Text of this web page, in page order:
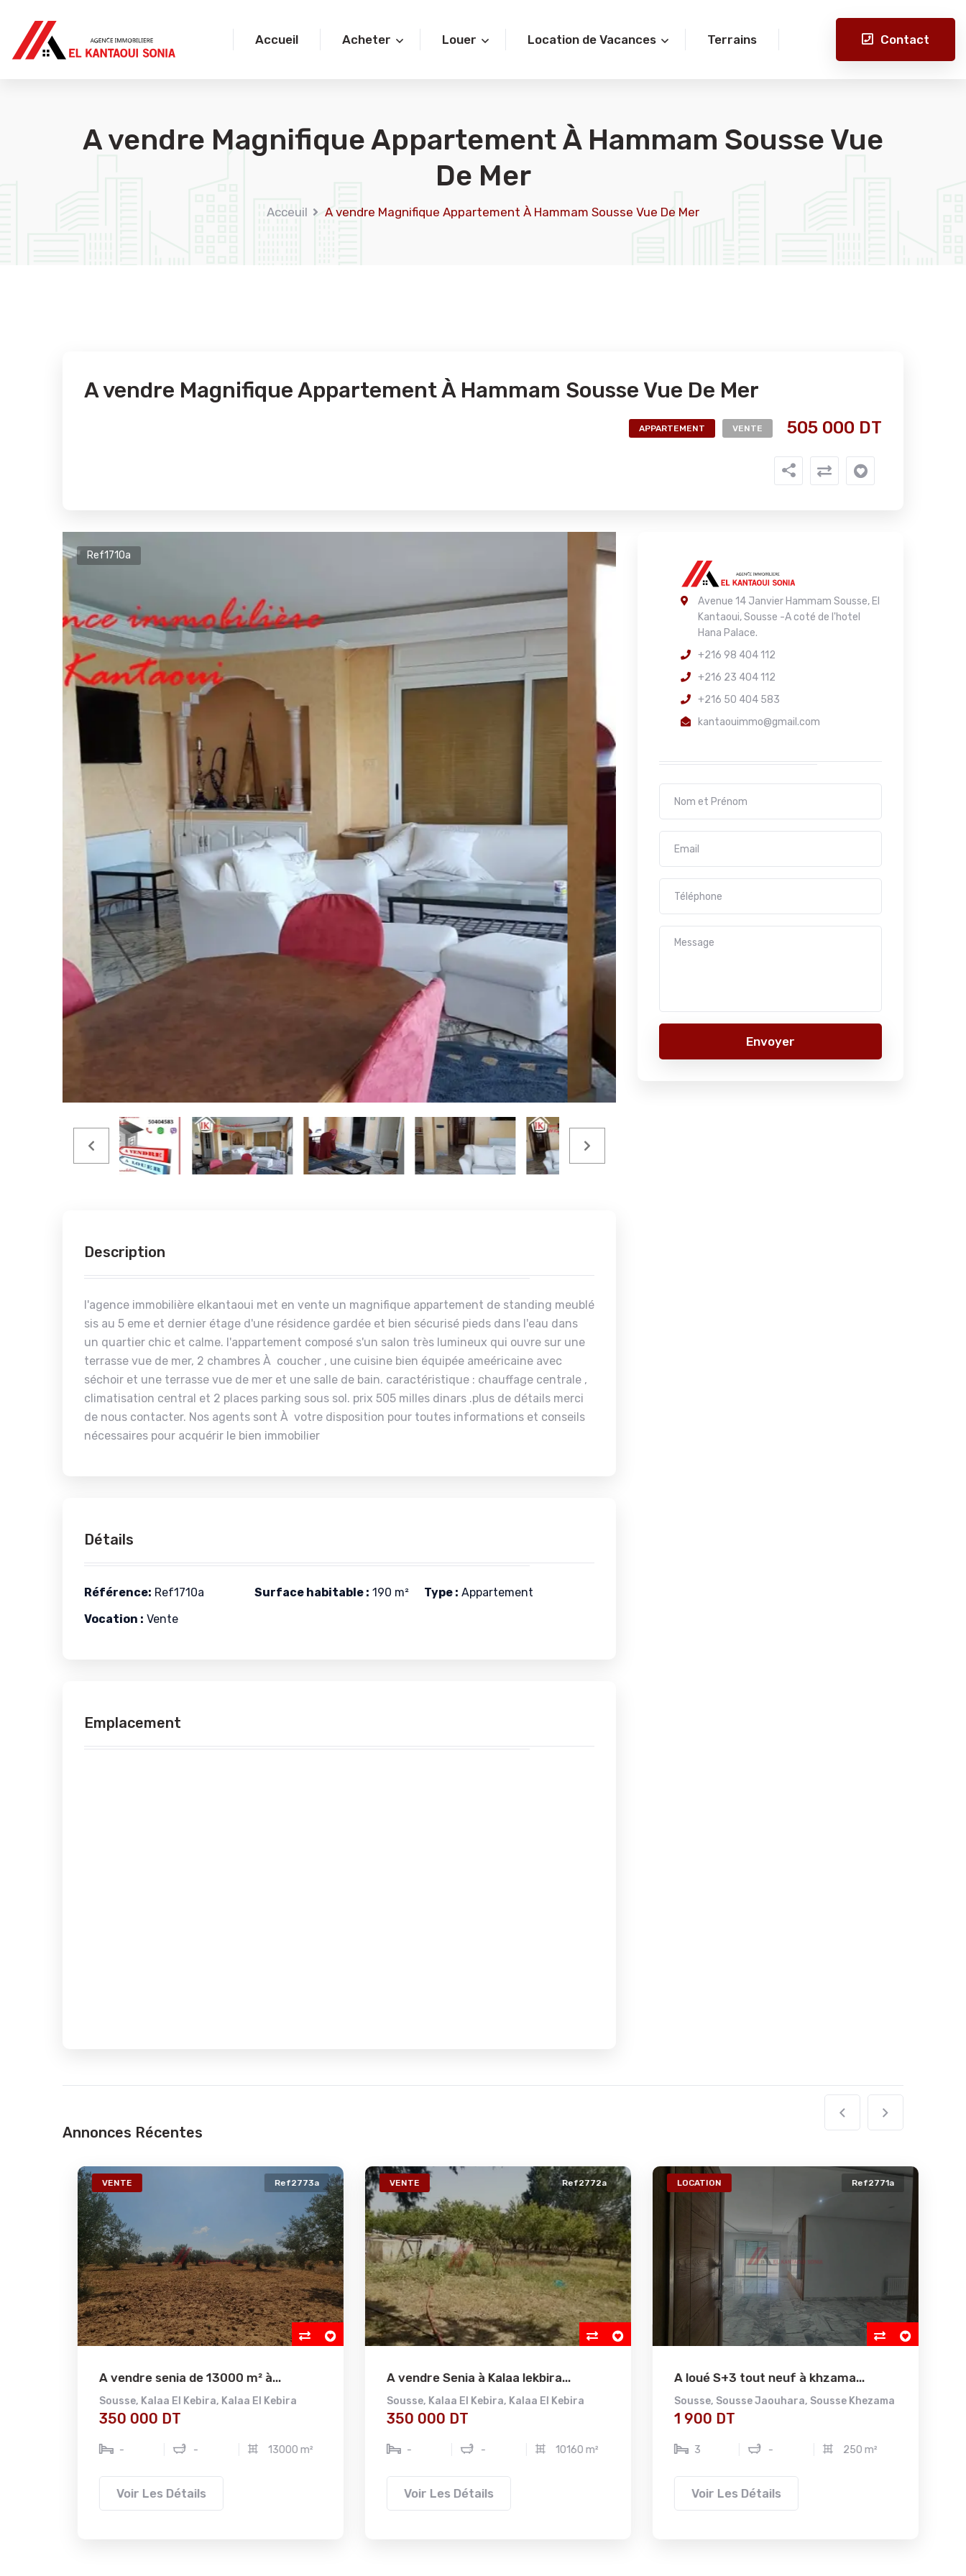
Accueil Acheter Louer Location de Vacances Terrains Contact
A vendre Magnifique Appartement À Hammam Sousse Vue
De Mer
Acceuil A vendre Magnifique Appartement À Hammam Sousse Vue De Mer
A vendre Magnifique Appartement À Hammam Sousse Vue De Mer
APPARTEMENT VENTE 505 000 DT
Ref1710a
Description
l'agence immobilière elkantaoui met en vente un magnifique appartement de standing meublé
sis au 5 eme et dernier étage d'une résidence gardée et bien sécurisé pieds dans l'eau dans
un quartier chic et calme. l'appartement composé s'un salon très lumineux qui ouvre sur une
terrasse vue de mer, 2 chambres À coucher , une cuisine bien équipée ameéricaine avec
séchoir et une terrasse vue de mer et une salle de bain. caractéristique : chauffage centrale ,
climatisation central et 2 places parking sous sol. prix 505 milles dinars .plus de détails merci
de nous contacter. Nos agents sont À votre disposition pour toutes informations et conseils
nécessaires pour acquérir le bien immobilier
Détails
Référence: Ref1710a Surface habitable : 190 m² Type : Appartement
Vocation : Vente
Emplacement
Avenue 14 Janvier Hammam Sousse, El
Kantaoui, Sousse -A coté de l'hotel
Hana Palace.
+216 98 404 112
+216 23 404 112
+216 50 404 583
kantaouimmo@gmail.com
Envoyer
Annonces Récentes
VENTE Ref2773a
A vendre senia de 13000 m² à...
Sousse,Kalaa El Kebira,Kalaa El Kebira
350 000 DT
- - 13000 m²
Voir Les Détails
VENTE Ref2772a
A vendre Senia à Kalaa lekbira...
Sousse,Kalaa El Kebira,Kalaa El Kebira
350 000 DT
- - 10160 m²
Voir Les Détails
LOCATION Ref2771a
A loué S+3 tout neuf à khzama...
Sousse,Sousse Jaouhara,Sousse Khezama
1 900 DT
3 - 250 m²
Voir Les Détails